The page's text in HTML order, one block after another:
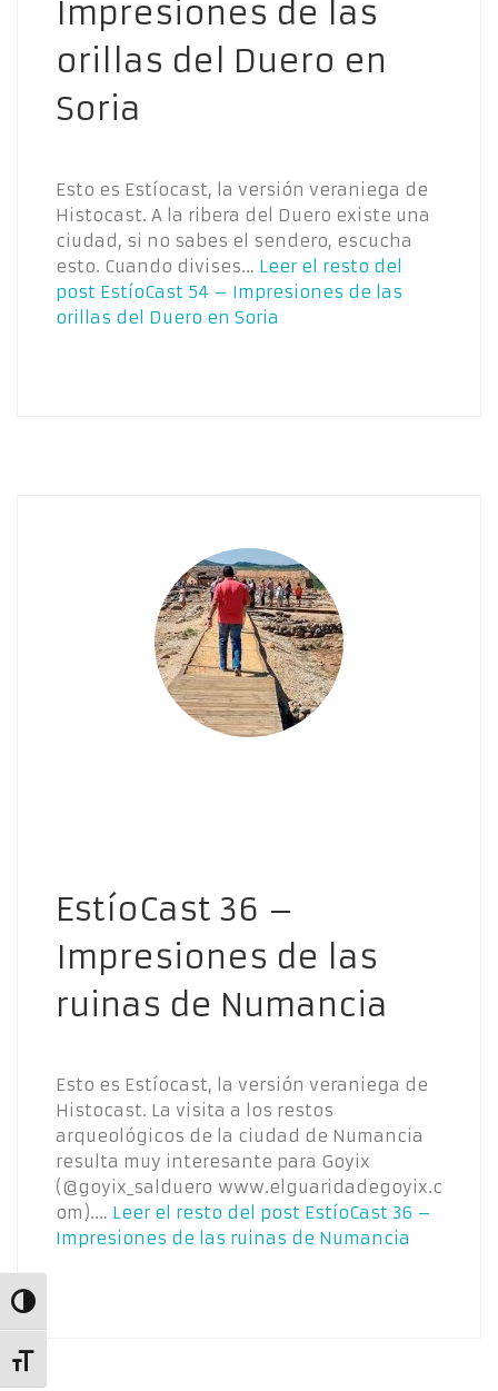
Alternar alto contraste
Alternar tamaño de letra
Impresiones de las
orillas del Duero en
Soria
Esto es Estíocast, la versión veraniega de
Histocast. A la ribera del Duero existe una
ciudad, si no sabes el sendero, escucha
esto. Cuando divises… Leer el resto del
post EstíoCast 54 – Impresiones de las
orillas del Duero en Soria
EstíoCast 36 –
Impresiones de las
ruinas de Numancia
Esto es Estíocast, la versión veraniega de
Histocast. La visita a los restos
arqueológicos de la ciudad de Numancia
resulta muy interesante para Goyix
(@goyix_salduero www.elguaridadegoyix.c
om).… Leer el resto del post EstíoCast 36 –
Impresiones de las ruinas de Numancia